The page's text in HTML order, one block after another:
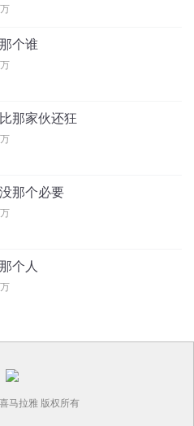
个谁
那家伙还狂
那个必要
个人
喜马拉雅 版权所有